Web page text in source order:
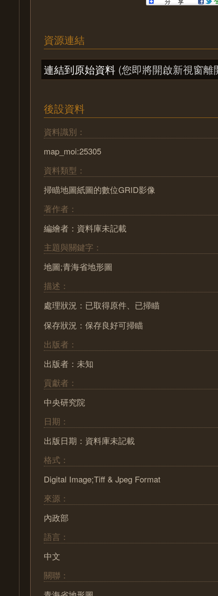
資源連結
連結到原始資料 (您即將開啟新視窗離
後設資料
資料識別：
map_moi:25305
資料類型：
掃瞄地圖紙圖的數位GRID影像
著作者：
編繪者：資料庫未記載
主題與關鍵字：
地圖;青海省地形圖
描述：
處理狀況：已取得原件、已掃瞄
保存狀況：保存良好可掃瞄
出版者：
出版者：未知
貢獻者：
中央研究院
日期：
出版日期：資料庫未記載
格式：
Digital Image;Tiff & Jpeg Format
來源：
內政部
語言：
中文
關聯：